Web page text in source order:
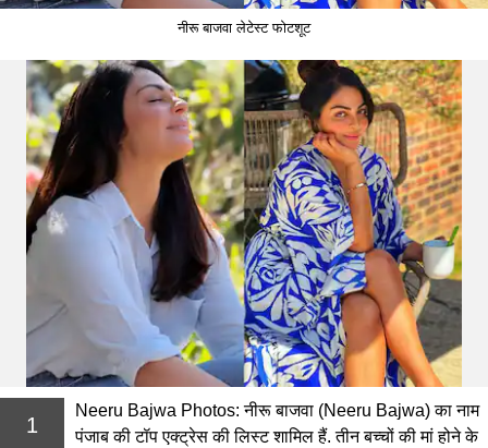
नीरू बाजवा लेटेस्ट फोटशूट
1
Neeru Bajwa Photos: नीरू बाजवा (Neeru Bajwa) का नाम
पंजाब की टॉप एक्ट्रेस की लिस्ट शामिल हैं. तीन बच्चों की मां होने के